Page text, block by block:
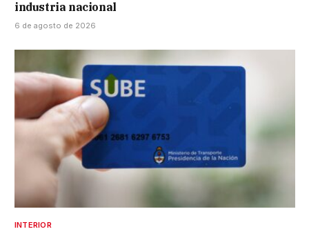
industria nacional
6 de agosto de 2026
INTERIOR